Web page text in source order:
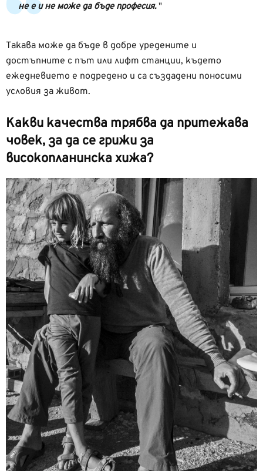
не е и не може да бъде професия.
Такава може да бъде в добре уредените и
достъпните с път или лифт станции, където
ежедневието е подредено и са създадени поносими
условия за живот.
Какви качества трябва да притежава
човек, за да се грижи за
високопланинска хижа?